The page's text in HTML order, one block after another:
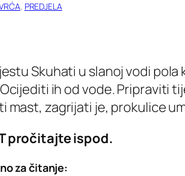
, PREDJELA
Skuhati u slanoj vodi
ih od vode. Pripraviti
mast, zagrijati je, prokulice
pročitajte ispod.
za čitanje: